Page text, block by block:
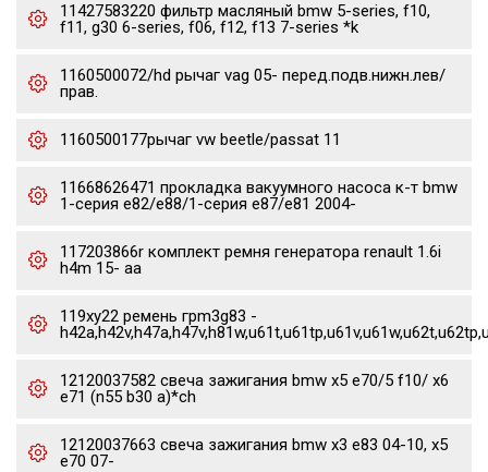
11427583220 фильтр масляный bmw 5-series, f10,
f11, g30 6-series, f06, f12, f13 7-series *k
1160500072/hd рычаг vag 05- перед.подв.нижн.лев/
прав.
1160500177рычаг vw beetle/passat 11
11668626471 прокладка вакуумного насоса к-т bmw
1-серия e82/e88/1-серия e87/e81 2004-
117203866r комплект ремня генератора renault 1.6i
h4m 15- aa
119xy22 ремень грm3g83 -
12120037582 свеча зажигания bmw x5 e70/5 f10/ x6
e71 (n55 b30 a)*ch
12120037663 свеча зажигания bmw x3 e83 04-10, x5
e70 07-